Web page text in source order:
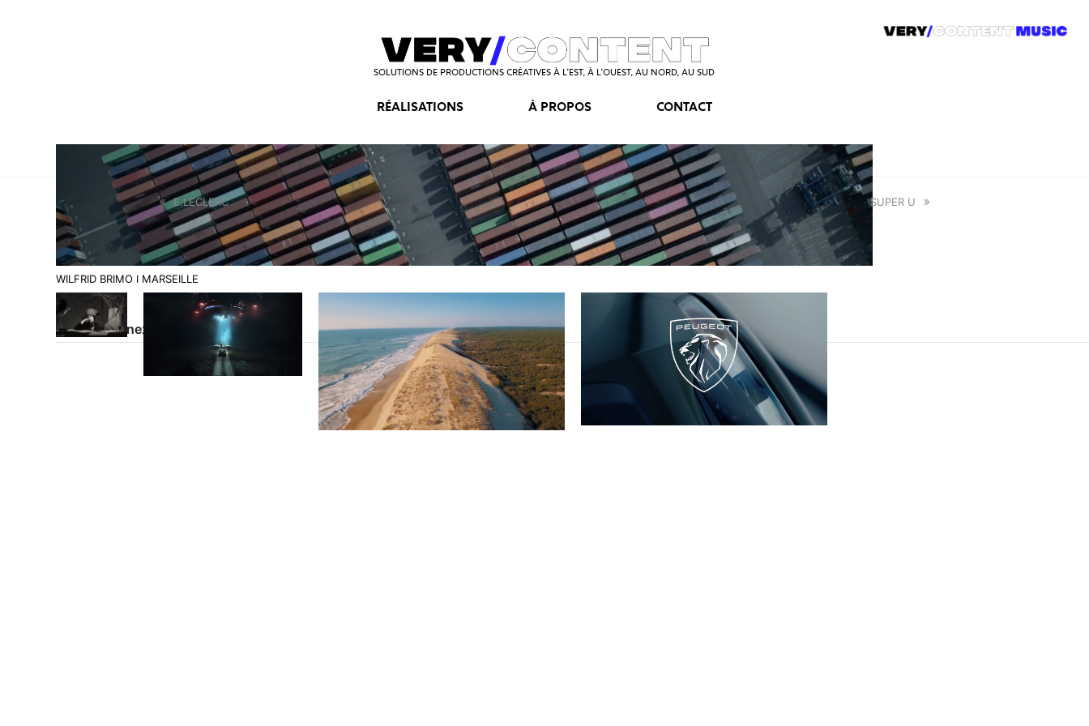
SOLUTIONS DE PRODUCTIONS CRÉATIVES À L’EST, À L’OUEST, AU NORD, AU SUD
RÉALISATIONS À PROPOS CONTACT
WILFRID BRIMO I MARSEILLE
Projets connexes
E.LECLERC SUPER U